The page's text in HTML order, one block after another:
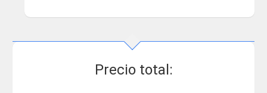
Precio total: